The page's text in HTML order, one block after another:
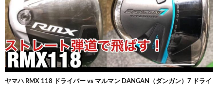
ヤマハ RMX 118 ドライバー vs マルマン DANGAN（ダンガン）7 ドライ